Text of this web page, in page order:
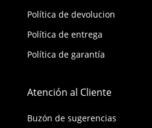
Política de devolucion
Política de entrega
Política de garantía
Atención al Cliente
Buzón de sugerencias